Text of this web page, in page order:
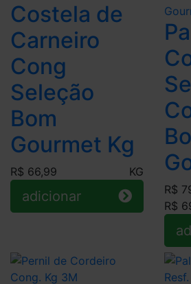
Costela de
Carneiro
Cong
Seleção
Bom
Gourmet Kg
R$ 66,99 KG
adicionar
R$
R$